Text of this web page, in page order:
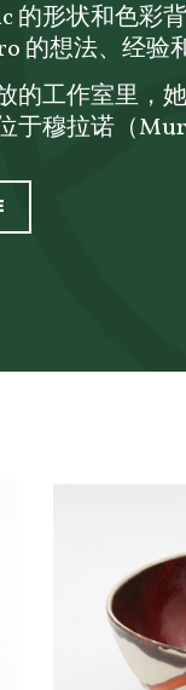
的形状和色彩
的想法、经验
的工作室里，
于穆拉诺（